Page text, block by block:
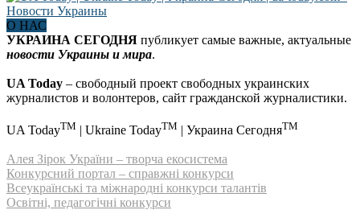
О НАС
УКРАИНА СЕГОДНЯ публикует самые важные, актуальные
новости Украины и мира.
UA Today – свободный проект свободных украинских
журналистов и волонтеров, сайт гражданской журналистики.
UA TodayTM | Ukraine TodayTM | Украина СегодняTM
Алея Зірок України – творча екосистема
Конкурсний портал – справжні конкурси
Всеукраїнські та міжнародні конкурси талантів
Освітні, педагогічні конкурси